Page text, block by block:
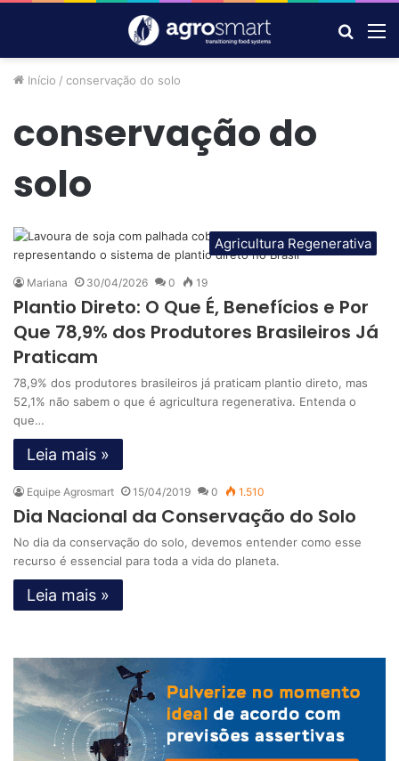
por
Início / conservação do solo
conservação do
solo
Agricultura Regenerativa
Mariana 30/04/2026 0 19
Plantio Direto: O Que É, Benefícios e Por
Que 78,9% dos Produtores Brasileiros Já
Praticam
78,9% dos produtores brasileiros já praticam plantio direto, mas
52,1% não sabem o que é agricultura regenerativa. Entenda o
que…
Leia mais »
Equipe Agrosmart 15/04/2019 0 1.510
Dia Nacional da Conservação do Solo
No dia da conservação do solo, devemos entender como esse
recurso é essencial para toda a vida do planeta.
Leia mais »